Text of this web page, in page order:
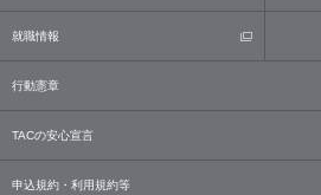
就職情報
行動憲章
TACの安心宣言
申込規約・利用規約等